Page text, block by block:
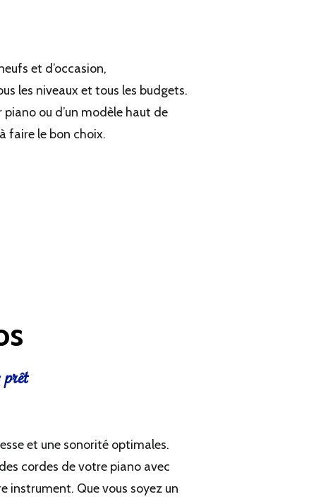
et d’occasion,
les niveaux et tous les budgets.
ou d’un modèle haut de
faire le bon choix.
et une sonorité optimales.
cordes de votre piano avec
instrument. Que vous soyez un